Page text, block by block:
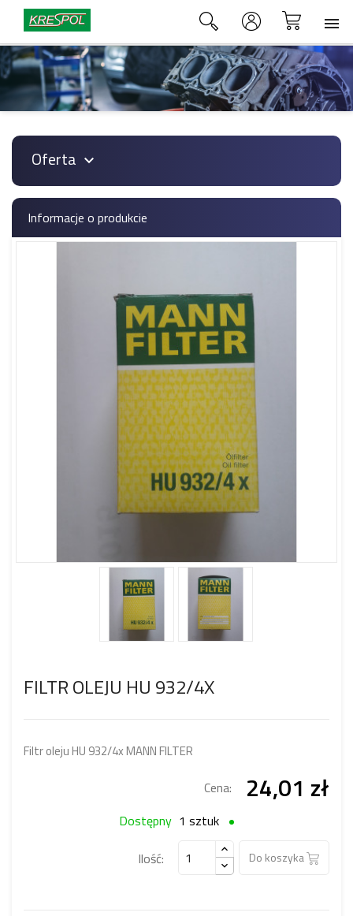

Oferta 
Informacje o produkcie
FILTR OLEJU HU 932/4X
Filtr oleju HU 932/4x MANN FILTER
Cena: 24,01 zł
Dostępny 1 sztuk
Ilość:
Do koszyka